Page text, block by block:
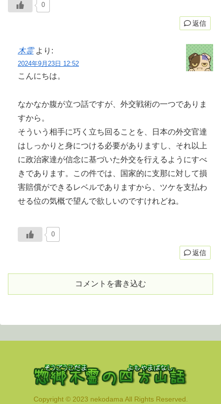
0
返信
木霊 より:
2024年9月23日 12:52
こんにちは。
なかなか腹が立つ話ですが、外交戦術の一つでありま
すから。
そういう相手に巧く立ち回ることを、日本の外交官達
はしっかりと身につける必要がありますし、それ以上
に政治家達が信念に基づいた外交を行えるようにすべ
きであります。この件では、国家的に支那に対して損
害賠償ができるレベルでありますから、ツケを支払わ
せる位の気概で望んで欲しいのですけれどね。
0
返信
コメントを書き込む
Copyright © 2023 nekodama All Rights Reserved.